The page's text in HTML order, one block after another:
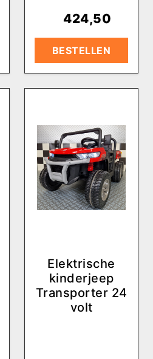
424,50
BESTELLEN
Elektrische
kinderjeep
Transporter 24
volt